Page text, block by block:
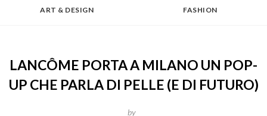
ART & DESIGN
FASHION
LANCÔME PORTA A MILANO UN POP-
UP CHE PARLA DI PELLE (E DI FUTURO)
by